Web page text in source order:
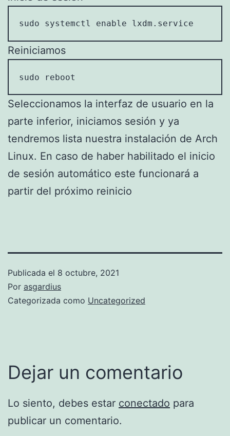
sudo systemctl enable lxdm.service
Reiniciamos
sudo reboot
Seleccionamos la interfaz de usuario en la
parte inferior, iniciamos sesión y ya
tendremos lista nuestra instalación de Arch
Linux. En caso de haber habilitado el inicio
de sesión automático este funcionará a
partir del próximo reinicio
Publicada el 8 octubre, 2021
Por asgardius
Categorizada como Uncategorized
Dejar un comentario
Lo siento, debes estar conectado para
publicar un comentario.